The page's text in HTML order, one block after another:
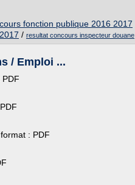
fonction publique 2016 2017
/ resultat concours inspecteur douane
/ Emploi ...
: PDF